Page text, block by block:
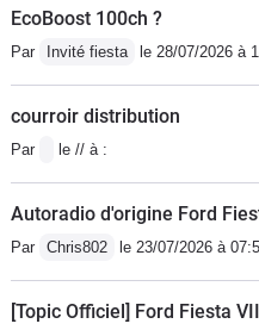
Escort RS Cosworth et
remplacerais uniquement
n'arrive pas à me
EcoBoost 100ch ?
Par Invité fiesta le 28/07/2026 à
courroir distribution
Par le // à :
Autoradio d'origine Ford
Par Chris802 le 23/07/2026 à
[Topic Officiel] Ford Fiesta